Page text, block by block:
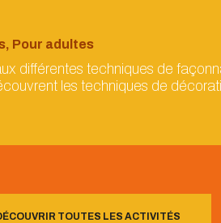
, Pour adultes
différentes techniques de
les techniques de
TOUTES LES ACTIVITÉS